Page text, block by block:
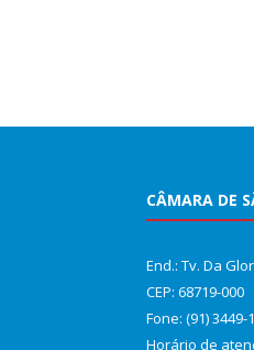
CÂMARA DE
End.: Tv. Da
CEP: 68719-000
Fone: (91) 3449-
Horário de